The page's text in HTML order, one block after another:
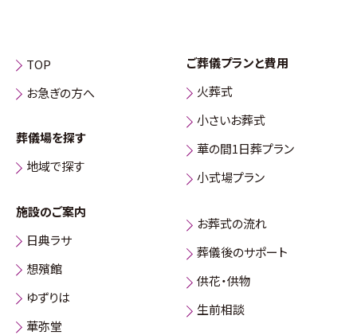
TOP
お急ぎの方へ
葬儀場を探す
地域で探す
施設のご案内
日典ラサ
想殯館
ゆずりは
華弥堂
ご葬儀プランと費用
火葬式
小さいお葬式
華の間1日葬プラン
小式場プラン
お葬式の流れ
葬儀後のサポート
供花・供物
生前相談